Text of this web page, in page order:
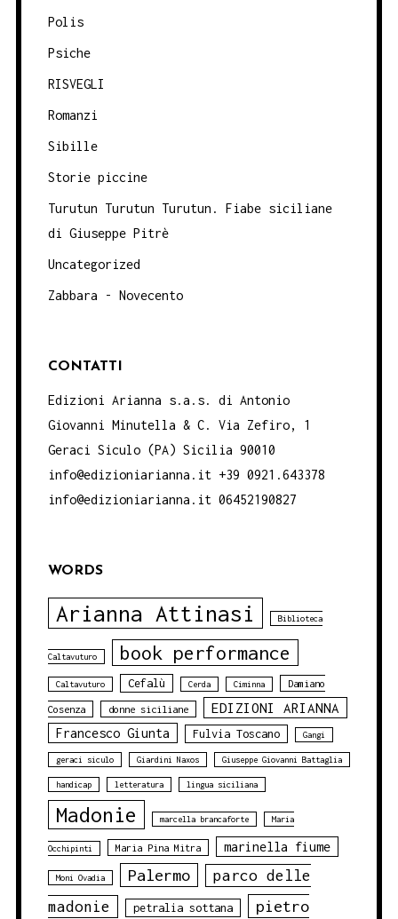
Polis
Psiche
RISVEGLI
Romanzi
Sibille
Storie piccine
Turutun Turutun Turutun. Fiabe siciliane
di Giuseppe Pitrè
Uncategorized
Zabbara - Novecento
CONTATTI
Edizioni Arianna s.a.s. di Antonio
Giovanni Minutella & C. Via Zefiro, 1
Geraci Siculo (PA) Sicilia 90010
info@edizioniarianna.it +39 0921.643378
info@edizioniarianna.it 06452190827
WORDS
Arianna Attinasi Biblioteca
Caltavuturo book performance
Caltavuturo Cefalù Cerda Ciminna Damiano
Cosenza donne siciliane EDIZIONI ARIANNA
Francesco Giunta Fulvia Toscano Gangi
geraci siculo Giardini Naxos Giuseppe Giovanni Battaglia
handicap letteratura lingua siciliana
Madonie marcella brancaforte Maria
Occhipinti Maria Pina Mitra marinella fiume
Moni Ovadia Palermo
parco delle
madonie
petralia sottana pietro